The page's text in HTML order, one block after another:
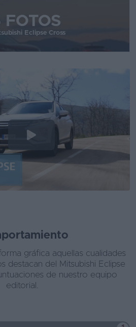
FOTOS
Eclipse Cross
gráfica aquellas cualidades
destacan del Mitsubishi Eclipse
de nuestro equipo
editorial.